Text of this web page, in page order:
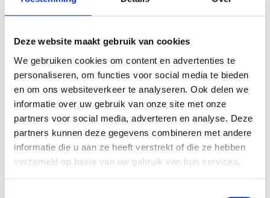
Deze website maakt gebruik van cookies
We gebruiken cookies om content en advertenties te
personaliseren, om functies voor social media te bieden
en om ons websiteverkeer te analyseren. Ook delen we
informatie over uw gebruik van onze site met onze
partners voor social media, adverteren en analyse. Deze
partners kunnen deze gegevens combineren met andere
informatie die u aan ze heeft verstrekt of die ze hebben
verzameld op basis van uw gebruik van hun services.
Openingstijden
Maandag12:00 - 17:30
Dinsdag10:00 - 17:30
Woensdag 10:00 - 17:30
Donderdag10:00 - 17:30
Vrijdag10:00 - 17:30
Zaterdag10:00 - 17:30
Zondag12:00 - 17:00